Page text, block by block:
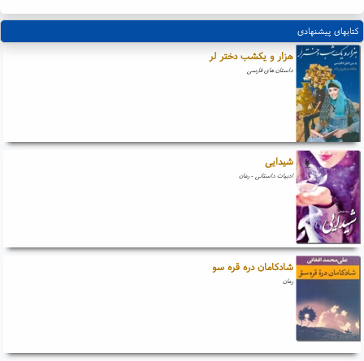
کتابهای پیشنهادی
هزار و یکشب دختر لر
داستان های فارسی
شیدایی
ادبیات داستانی - رمان
شادکامان دره قره سو
رمان